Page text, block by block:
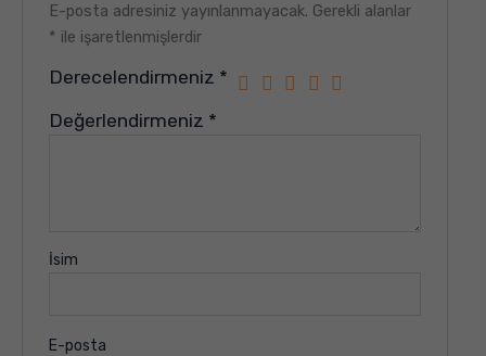
E-posta adresiniz yayınlanmayacak. Gerekli alanlar
* ile işaretlenmişlerdir
Derecelendirmeniz *
Değerlendirmeniz *
İsim
E-posta